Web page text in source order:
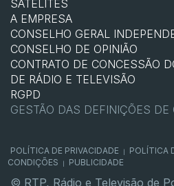
SATÉLITES
A EMPRESA
CONSELHO GERAL
CONSELHO DE OPINIÃO
CONTRATO DE CONCESSÃO
DE RÁDIO E TELEVISÃO
RGPD
GESTÃO DAS DEFINIÇÕES DE
POLÍTICA DE PRIVACIDADE POLÍTICA
CONDIÇÕES
PUBLICIDADE
© RTP, Rádio e Televisão de